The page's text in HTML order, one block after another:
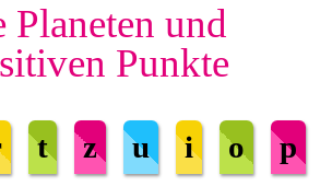
Planeten und
Punkte
t z u i o p